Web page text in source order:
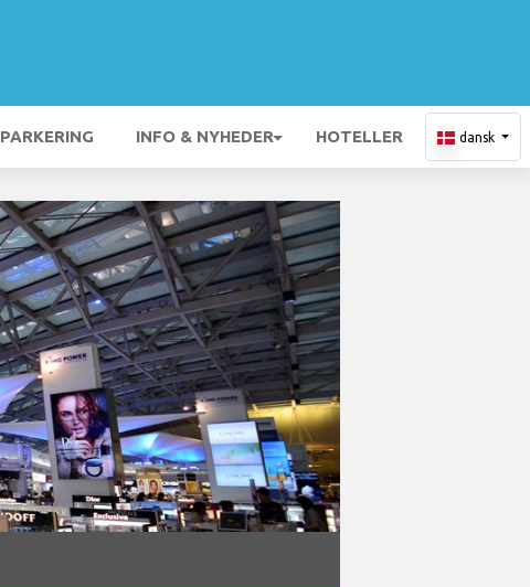
PARKERING INFO & NYHEDER HOTELLER dansk